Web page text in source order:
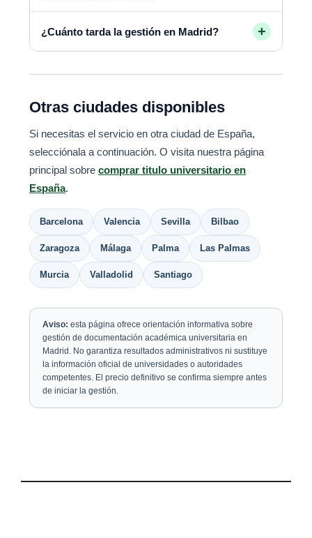
¿Cuánto tarda la gestión en Madrid? +
Otras ciudades disponibles
Si necesitas el servicio en otra ciudad de España,
selecciónala a continuación. O visita nuestra página
principal sobre comprar titulo universitario en
España.
Barcelona Valencia Sevilla Bilbao
Zaragoza Málaga Palma Las Palmas
Murcia Valladolid Santiago
Aviso: esta página ofrece orientación informativa sobre
gestión de documentación académica universitaria en
Madrid. No garantiza resultados administrativos ni sustituye
la información oficial de universidades o autoridades
competentes. El precio definitivo se confirma siempre antes
de iniciar la gestión.